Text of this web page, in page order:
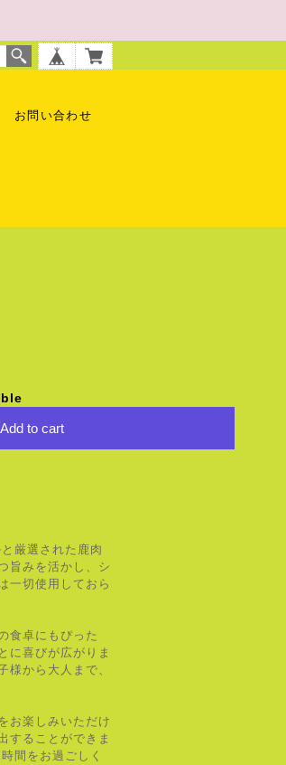
お問い合わせ
Add to cart
厳選された鹿肉
旨みを活かし、シ
一切使用しておら
食卓にもぴった
に喜びが広がりま
様から大人まで、
お楽しみいただけ
することができま
間をお過ごしく